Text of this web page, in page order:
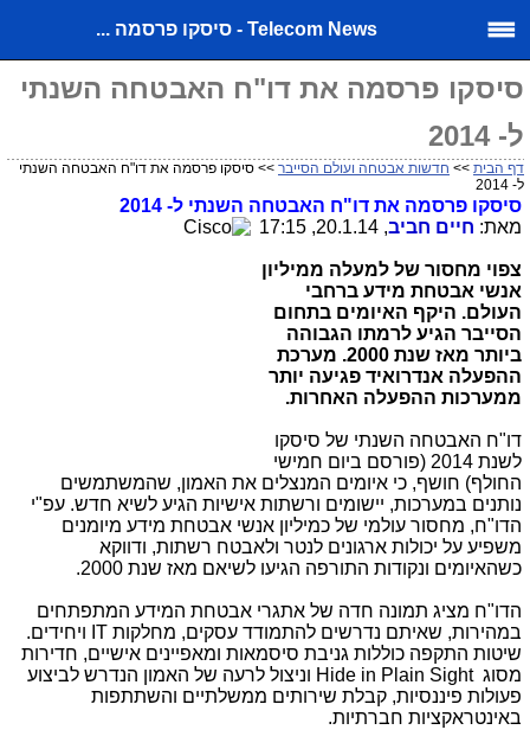
Telecom News - סיסקו פרסמה ...
סיסקו פרסמה את דו"ח האבטחה השנתי
ל- 2014
דף הבית >> חדשות אבטחה ועולם הסייבר >> סיסקו פרסמה את דו"ח האבטחה השנתי
ל- 2014
סיסקו פרסמה את דו"ח האבטחה השנתי ל- 2014
מאת: חיים חביב, 20.1.14, 17:15
צפוי מחסור של למעלה ממיליון
אנשי אבטחת מידע ברחבי
העולם. היקף האיומים בתחום
הסייבר הגיע לרמתו הגבוהה
ביותר מאז שנת 2000. מערכת
ההפעלה אנדרואיד פגיעה יותר
ממערכות ההפעלה האחרות.
דו"ח האבטחה השנתי של סיסקו
לשנת 2014 (פורסם ביום חמישי
החולף) חושף, כי איומים המנצלים את האמון, שהמשתמשים
נותנים במערכות, יישומים ורשתות אישיות הגיע לשיא חדש. עפ"י
הדו"ח, מחסור עולמי של כמיליון אנשי אבטחת מידע מיומנים
משפיע על יכולות ארגונים לנטר ולאבטח רשתות, ודווקא
כשהאיומים ונקודות התורפה הגיעו לשיאם מאז שנת 2000.
הדו"ח מציג תמונה חדה של אתגרי אבטחת המידע המתפתחים
במהירות, שאיתם נדרשים להתמודד עסקים, מחלקות IT ויחידים.
שיטות התקפה כוללות גניבת סיסמאות ומאפיינים אישיים, חדירות
מסוג Hide in Plain Sight וניצול לרעה של האמון הנדרש לביצוע
פעולות פיננסיות, קבלת שירותים ממשלתיים והשתתפות
באינטראקציות חברתיות.